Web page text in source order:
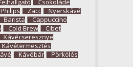
Csokoládé
Philips Zacc
Nyerskávé
Barista
Cappuccino
Cold Brew
Cibet
Kávécseresznye
Kávétermesztés
Kávébár Pörkölés